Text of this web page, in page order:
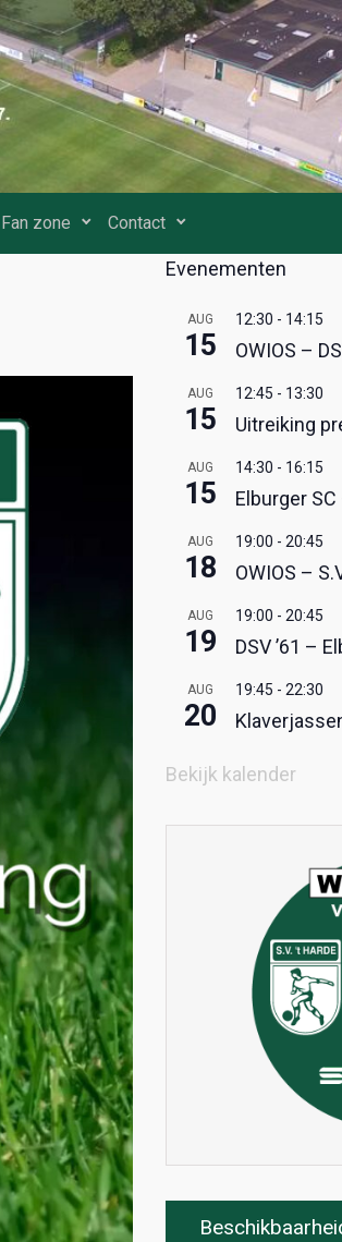
Fan zone Contact
Evenementen
AUG
15
12:30 - 14:15
OWIOS –
AUG
15
12:45 - 13:30
Uitreiking
AUG
15
14:30 - 16:15
Elburger SC
AUG
18
19:00 - 20:45
OWIOS –
AUG
19
19:00 - 20:45
DSV ’61 –
AUG
20
19:45 - 22:30
Bekijk kalender